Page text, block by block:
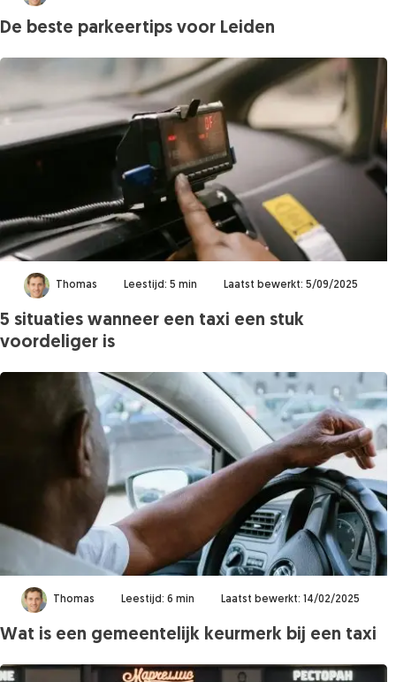
De beste parkeertips voor Leiden
Thomas Leestijd: 5 min Laatst bewerkt: 5/09/2025
5 situaties wanneer een taxi een stuk
voordeliger is
Thomas Leestijd: 6 min Laatst bewerkt: 14/02/2025
Wat is een gemeentelijk keurmerk bij een taxi